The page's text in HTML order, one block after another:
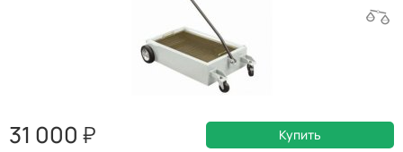
31 000 Купить